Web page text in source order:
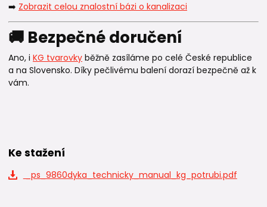
➡️ Zobrazit celou znalostní bázi o kanalizaci
🚚 Bezpečné doručení
Ano, i KG tvarovky běžně zasíláme po celé České republice
a na Slovensko. Díky pečlivému balení dorazí bezpečně až k
vám.
Ke stažení
_ps_9860dyka_technicky_manual_kg_potrubi.pdf